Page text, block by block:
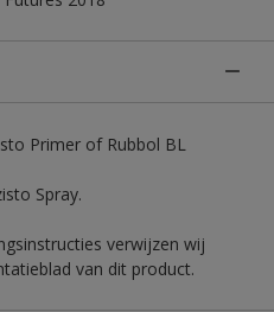
Primer of Rubbol BL
Spray.
verwijzen wij
van dit product.